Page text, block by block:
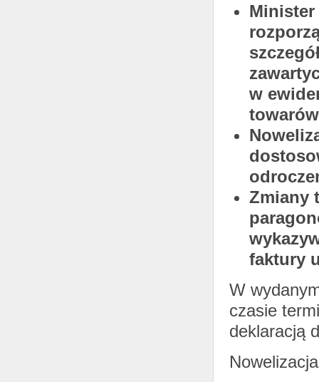
Minister
w
Zmiany
faktury
W
czasie
deklaracją